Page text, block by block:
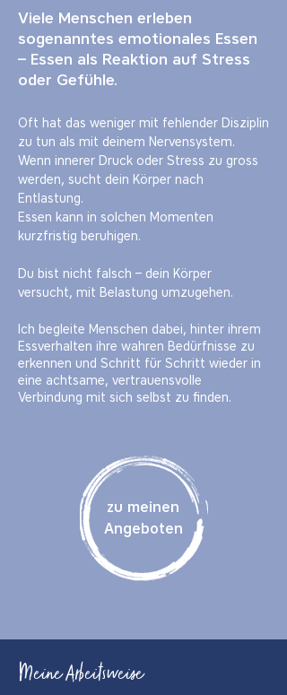
Viele Menschen erleben
sogenanntes emotionales Essen
– Essen als Reaktion auf Stress
oder Gefühle.
Oft hat das weniger mit fehlender Disziplin
zu tun als mit deinem Nervensystem.
Wenn innerer Druck oder Stress zu gross
werden, sucht dein Körper nach
Entlastung.
Essen kann in solchen Momenten
kurzfristig beruhigen.
Du bist nicht falsch – dein Körper
versucht, mit Belastung umzugehen.
Ich begleite Menschen dabei, hinter ihrem
Essverhalten ihre wahren Bedürfnisse zu
erkennen und Schritt für Schritt wieder in
eine achtsame, vertrauensvolle
Verbindung mit sich selbst zu finden.
zu meinen
Angeboten
Meine Arbeitsweise